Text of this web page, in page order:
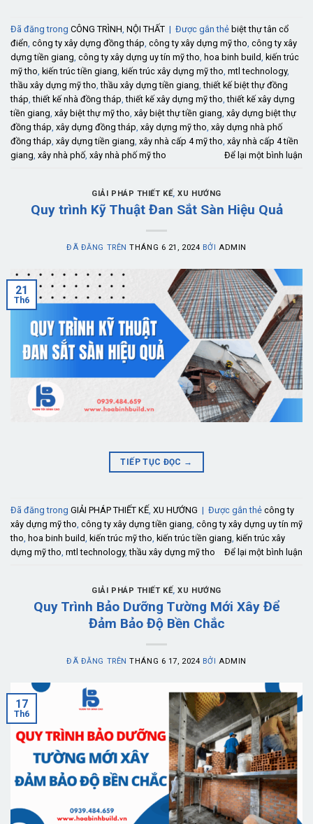
Đã đăng trong CÔNG TRÌNH NỘI THẤT | Được gắn thẻ biệt thự tân cổ
điển công ty xây dựng đồng tháp công ty xây dựng mỹ tho công ty xây
dựng tiền giang công ty xây dựng uy tín mỹ tho hoa binh build kiến trúc
mỹ tho kiến trúc tiền giang kiến trúc xây dựng mỹ tho mtl technology,
thầu xây dựng mỹ tho ,thầu xây dựng tiền giang ,thiết kế biệt thự đồng
tháp ,thiết kế nhà đồng tháp ,thiết kế xây dựng mỹ tho ,thiết kế xây dựng
tiền giang xây biệt thự mỹ tho xây biệt thự tiền giang xây dựng biệt thự
đồng tháp xây dựng đồng tháp xây dựng mỹ tho xây dựng nhà phố
đồng tháp xây dựng tiền giang xây nhà cấp 4 mỹ tho xây nhà cấp 4 tiền
giang xây nhà phố, xây nhà phố mỹ tho Để lại một bình luận
GIẢI PHÁP THIẾT KẾ,XU HƯỚNG
Quy trình Kỹ Thuật Đan Sắt Sàn Hiệu Quả
ĐÃ ĐĂNG TRÊNTHÁNG 6 21, 2024 BỞIADMIN
21
Th6
TIẾP TỤC ĐỌC →
Đã đăng trong GIẢI PHÁP THIẾT KẾ XU HƯỚNG | Được gắn thẻ công ty
xây dựng mỹ tho công ty xây dựng tiền giang công ty xây dựng uy tín mỹ
tho hoa binh build kiến trúc mỹ tho kiến trúc tiền giang kiến trúc xây
dựng mỹ tho mtl technology,thầu xây dựng mỹ tho Để lại một bình luận
GIẢI PHÁP THIẾT KẾ,XU HƯỚNG
Quy Trình Bảo Dưỡng Tường Mới Xây Để
Đảm Bảo Độ Bền Chắc
ĐÃ ĐĂNG TRÊNTHÁNG 6 17, 2024 BỞIADMIN
17
Th6